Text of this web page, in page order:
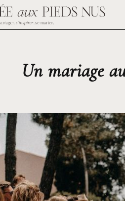
Un mariage